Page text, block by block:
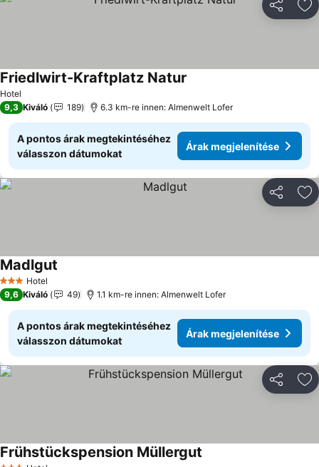
Hotel
Friedlwirt-Kraftplatz Natur
9,3 Kiváló 189 6.3 km-re innen: Almenwelt Lofer
A pontos árak megtekintéséhez
válasszon dátumokat
Árak megjelenítése
3 Kategória
Hotel
Madlgut
9,6 Kiváló 49 1.1 km-re innen: Almenwelt Lofer
A pontos árak megtekintéséhez
válasszon dátumokat
Árak megjelenítése
Frühstückspension Müllergut